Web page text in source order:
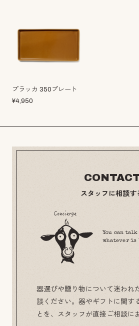
プラッカ 350プレート
¥4,950
スタッフに相談す
You can
whatever is
器選びや贈り物について迷われ
談ください。器やギフトに関す
とを、スタッフが直接ご相談に